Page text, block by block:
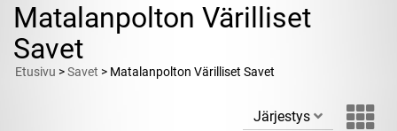
Matalanpolton Värilliset
Savet
Etusivu >Savet > Matalanpolton Värilliset Savet
Järjestys